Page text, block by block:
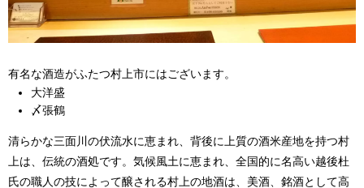
有名な酒造がふたつ村上市にはございます。
大洋盛
〆張鶴
清らかな三面川の伏流水に恵まれ、背後に上質の酒米産地を持つ村
上は、伝統の酒処です。気候風土に恵まれ、全国的に名高い越後杜
氏の職人の技によって醸される村上の地酒は、美酒、銘酒として高